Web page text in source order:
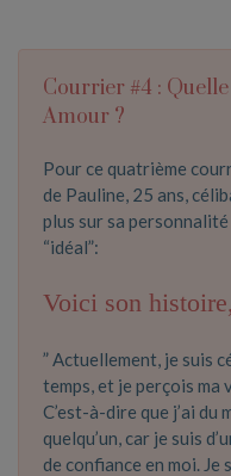
Courrier #4 :
Amour ?
Pour ce quatrième
de Pauline, 25 ans,
plus sur sa
“idéal”:
Voici son
”Actuellement, je suis
temps, et je perçois ma
C’est-à-dire que j’ai
quelqu’un, car je suis
de confiance en moi.